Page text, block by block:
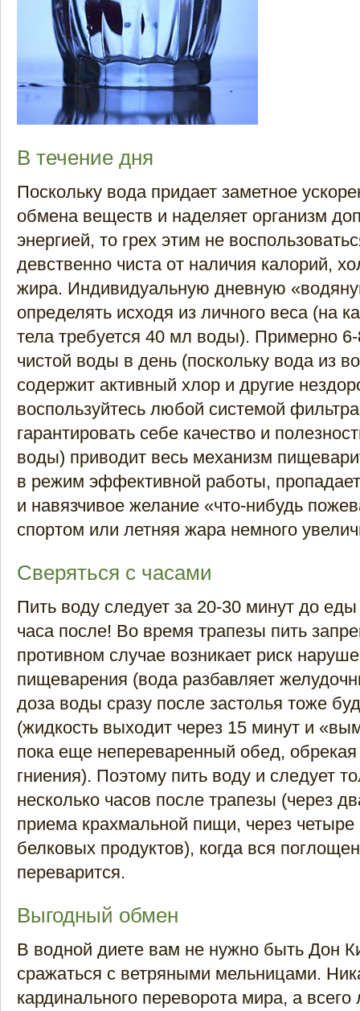
В течение дня
Поскольку вода придает заметное
обмена веществ и наделяет организм
энергией, то грех этим не
девственно чиста от наличия калорий,
жира. Индивидуальную дневную
определять исходя из личного веса (на
тела требуется 40 мл воды). Примерно 6-
чистой воды в день (поскольку вода из
содержит активный хлор и другие
воспользуйтесь любой системой
гарантировать себе качество и
воды) приводит весь механизм
в режим эффективной работы,
и навязчивое желание «что-нибудь
спортом или летняя жара немного
Сверяться с часами
Пить воду следует за 20-30 минут до
часа после! Во время трапезы пить
противном случае возникает риск
пищеварения (вода разбавляет
доза воды сразу после застолья тоже
(жидкость выходит через 15 минут и
пока еще непереваренный обед, обрекая
гниения). Поэтому пить воду и следует
несколько часов после трапезы (через
приема крахмальной пищи, через четыре
белковых продуктов), когда вся
переварится.
Выгодный обмен
В водной диете вам не нужно быть Дон
сражаться с ветряными мельницами.
кардинального переворота мира, а